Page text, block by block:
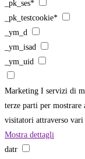
_pk_ses*
_pk_testcookie*
_ym_d
_ym_isad
_ym_uid
Marketing I servizi di
terze parti per
visitatori attraverso
Mostra dettagli
datr